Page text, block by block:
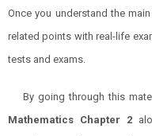
Once you understand the
related points with real-life
tests and exams.
By going through this
Mathematics Chapter 2